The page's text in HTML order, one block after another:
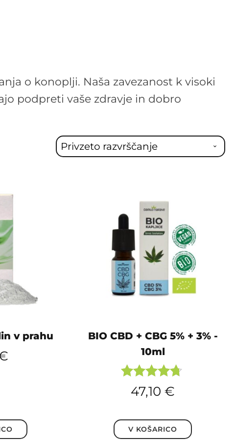
o konoplji. Naša zavezanost k visoki
podpreti vaše zdravje in dobro
v prahu
BIO CBD + CBG 5% + 3% -
10ml
Ocenjeno
4.60
47,10 €
V KOŠARICO